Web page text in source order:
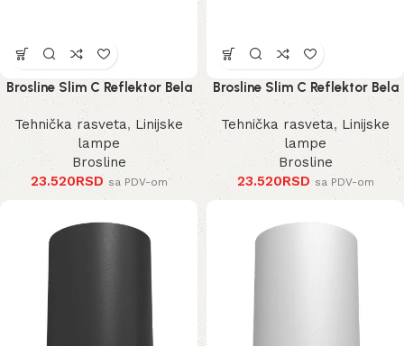
Brosline Slim C Reflektor Bela
4000K 1200 mm 40 mm 1292
mm
Tehnička rasveta,Linijske
lampe
Brosline
23.520RSD sa PDV-om
Brosline Slim C Reflektor Bela
4000K 1200 mm 40 mm 1290
mm
Tehnička rasveta, Linijske
lampe
Brosline
23.520RSD sa PDV-om